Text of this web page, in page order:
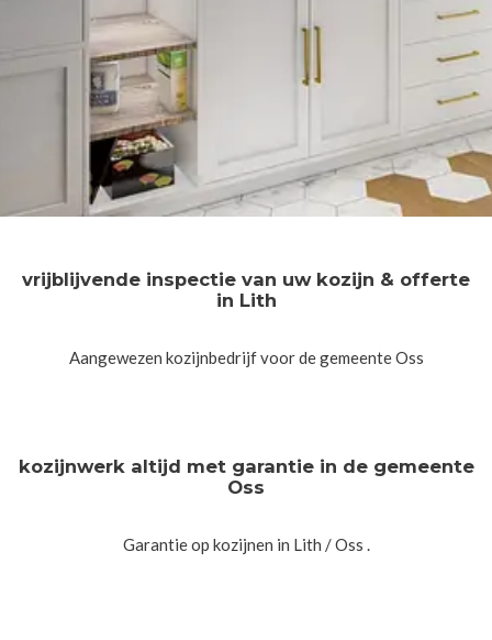
vrijblijvende inspectie van uw kozijn & offerte
in Lith
Aangewezen kozijnbedrijf voor de gemeente Oss
kozijnwerk altijd met garantie in de gemeente
Oss
Garantie op kozijnen in Lith / Oss .